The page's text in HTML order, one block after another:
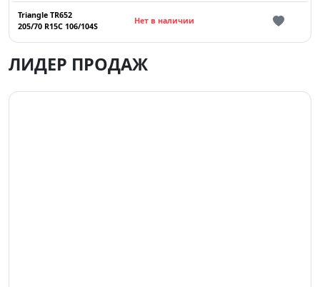
Triangle TR652
205/70 R15C 106/104S
Нет в наличии
ЛИДЕР ПРОДАЖ